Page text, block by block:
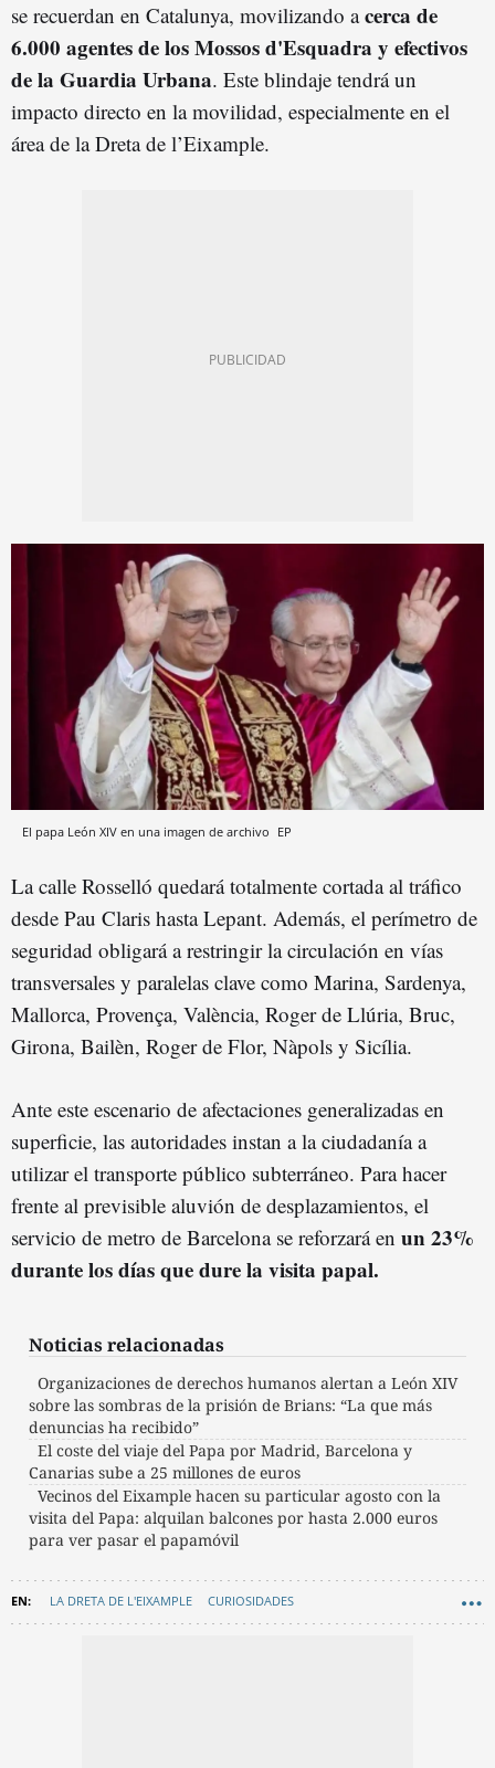
se recuerdan en Catalunya, movilizando acerca de
6.000 agentes de los Mossos d'Esquadra y efectivos
de la Guardia Urbana. Este blindaje tendrá un
impacto directo en la movilidad, especialmente en el
área de la Dreta de l’Eixample.
El papa León XIV en una imagen de archivo EP
La calle Rosselló quedará totalmente cortada al tráfico
desde Pau Claris hasta Lepant. Además, el perímetro de
seguridad obligará a restringir la circulación en vías
transversales y paralelas clave como Marina, Sardenya,
Mallorca, Provença, València, Roger de Llúria, Bruc,
Girona, Bailèn, Roger de Flor, Nàpols y Sicília.
Ante este escenario de afectaciones generalizadas en
superficie, las autoridades instan a la ciudadanía a
utilizar el transporte público subterráneo. Para hacer
frente al previsible aluvión de desplazamientos, el
servicio de metro de Barcelona se reforzará en un 23%
durante los días que dure la visita papal.
Noticias relacionadas
Organizaciones de derechos humanos alertan a León XIV
sobre las sombras de la prisión de Brians: “La que más
denuncias ha recibido”
El coste del viaje del Papa por Madrid, Barcelona y
Canarias sube a 25 millones de euros
Vecinos del Eixample hacen su particular agosto con la
visita del Papa: alquilan balcones por hasta 2.000 euros
para ver pasar el papamóvil
LA DRETA DE L'EIXAMPLE CURIOSIDADES